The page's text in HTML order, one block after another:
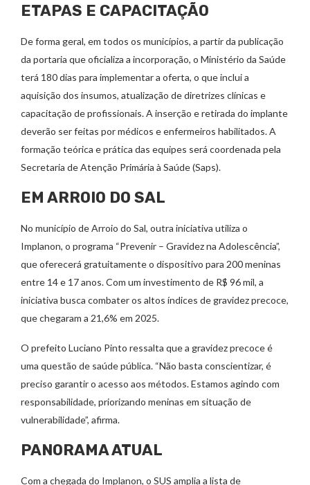
ETAPAS E CAPACITAÇÃO
De forma geral, em todos os municípios, a partir da publicação
da portaria que oficializa a incorporação, o Ministério da Saúde
terá 180 dias para implementar a oferta, o que inclui a
aquisição dos insumos, atualização de diretrizes clínicas e
capacitação de profissionais. A inserção e retirada do implante
deverão ser feitas por médicos e enfermeiros habilitados. A
formação teórica e prática das equipes será coordenada pela
Secretaria de Atenção Primária à Saúde (Saps).
EM ARROIO DO SAL
No município de Arroio do Sal, outra iniciativa utiliza o
Implanon, o programa “Prevenir – Gravidez na Adolescência”,
que oferecerá gratuitamente o dispositivo para 200 meninas
entre 14 e 17 anos. Com um investimento de R$ 96 mil, a
iniciativa busca combater os altos índices de gravidez precoce,
que chegaram a 21,6% em 2025.
O prefeito Luciano Pinto ressalta que a gravidez precoce é
uma questão de saúde pública. “Não basta conscientizar, é
preciso garantir o acesso aos métodos. Estamos agindo com
responsabilidade, priorizando meninas em situação de
vulnerabilidade”, afirma.
PANORAMA ATUAL
Com a chegada do Implanon, o SUS amplia a lista de